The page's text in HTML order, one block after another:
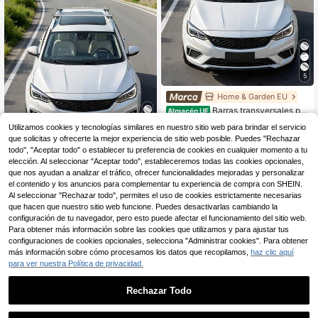
on cerradura, portaequipajes de tec
ho para canoas y cestas de carga
5
Home & Garden EU
Almacén UE Barras transversales par
a portaequipajes de techo, capacid
ad de 75 kg, ajuste universal para ri
eles de techo elevados, espaciado
entre rieles de 21 cm a 121 cm, barr
as transversales de aluminio resiste
ntes con cerradura, portaequipajes
de techo para canoas y canoas.
50
4-7 días hábiles
5
Home & Garden EU
Almacén UE Barras transversales par
ad de 90 kg, ajuste universal para ri
eles de techo elevados, espaciado
de rieles de 19 cm a 123 cm, barras
transversales de aluminio resistente
s con cerradura, portaequipajes de t
echo para canoas y canoas.
56,27€
4-7 días hábiles
1
Utilizamos cookies y tecnologías similares en nuestro sitio web para brindar el servicio
que solicitas y ofrecerte la mejor experiencia de sitio web posible. Puedes "Rechazar
todo", "Aceptar todo" o establecer tu preferencia de cookies en cualquier momento a tu
elección. Al seleccionar "Aceptar todo", estableceremos todas las cookies opcionales,
que nos ayudan a analizar el tráfico, ofrecer funcionalidades mejoradas y personalizar
el contenido y los anuncios para complementar tu experiencia de compra con SHEIN.
Al seleccionar "Rechazar todo", permites el uso de cookies estrictamente necesarias
que hacen que nuestro sitio web funcione. Puedes desactivarlas cambiando la
configuración de tu navegador, pero esto puede afectar el funcionamiento del sitio web.
Para obtener más información sobre las cookies que utilizamos y para ajustar tus
configuraciones de cookies opcionales, selecciona "Administrar cookies". Para obtener
más información sobre cómo procesamos los datos que recopilamos, haz clic aquí
para ver nuestra Política de privacidad.
Rechazar Todo